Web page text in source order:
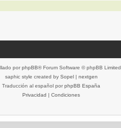
por phpBB® Forum Software © phpBB Limited
saphic style created by Sopel| nextgen
Traducción al español por phpBB España
Privacidad | Condiciones